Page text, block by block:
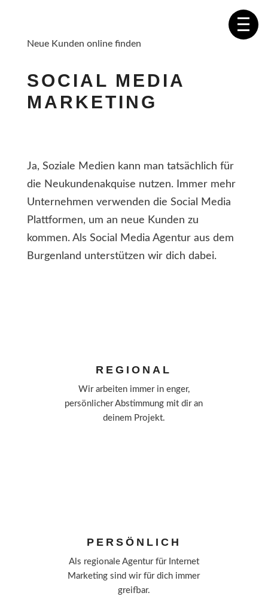
Neue Kunden online finden
SOCIAL MEDIA
MARKETING
Ja, Soziale Medien kann man tatsächlich für
die Neukundenakquise nutzen. Immer mehr
Unternehmen verwenden die Social Media
Plattformen, um an neue Kunden zu
kommen. Als Social Media Agentur aus dem
Burgenland unterstützen wir dich dabei.
REGIONAL
Wir arbeiten immer in enger,
persönlicher Abstimmung mit dir an
deinem Projekt.
PERSÖNLICH
Als regionale Agentur für Internet
Marketing sind wir für dich immer
greifbar.